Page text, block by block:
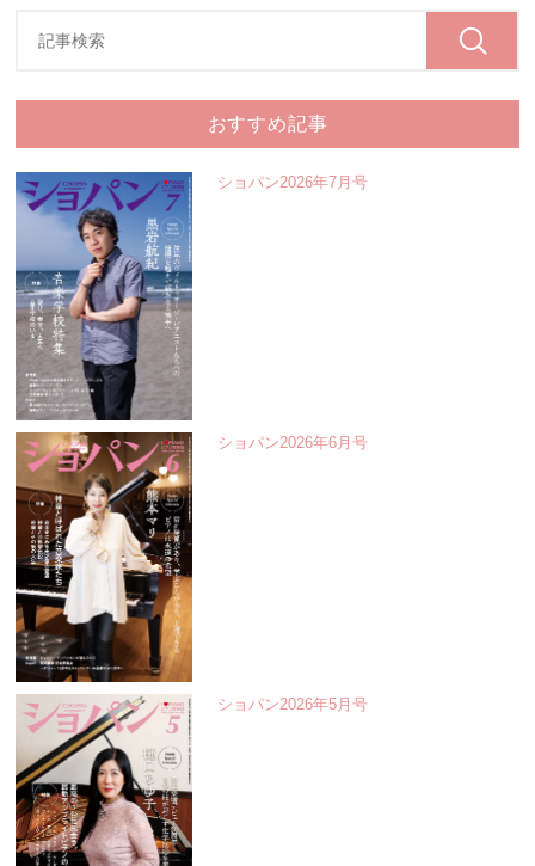
おすすめ記事
ショパン2026年7月号
ショパン2026年6月号
ショパン2026年5月号